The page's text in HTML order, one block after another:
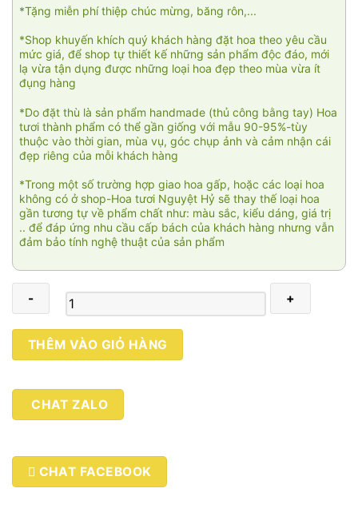
*Tặng miễn phí thiệp chúc mừng, băng rôn,...
*Shop khuyến khích quý khách hàng đặt hoa theo yêu cầu
mức giá, để shop tự thiết kế những sản phẩm độc đáo, mới
lạ vừa tận dụng được những loại hoa đẹp theo mùa vừa ít
đụng hàng
*Do đặt thù là sản phẩm handmade (thủ công bằng tay) Hoa
tươi thành phẩm có thể gần giống với mẫu 90-95%-tùy
thuộc vào thời gian, mùa vụ, góc chụp ảnh và cảm nhận cái
đẹp riêng của mỗi khách hàng
*Trong một số trường hợp giao hoa gấp, hoặc các loại hoa
không có ở shop-Hoa tươi Nguyệt Hỷ sẽ thay thế loại hoa
gần tương tự về phẩm chất như: màu sắc, kiểu dáng, giá trị
.. để đáp ứng nhu cầu cấp bách của khách hàng nhưng vẫn
đảm bảo tính nghệ thuật của sản phẩm
Đồng
xanh
số
lượng
THÊM VÀO GIỎ HÀNG
CHAT ZALO
CHAT FACEBOOK